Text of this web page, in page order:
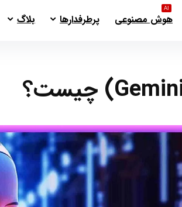
هوش مصنوعی
AI
پرطرفدارها بلاگ